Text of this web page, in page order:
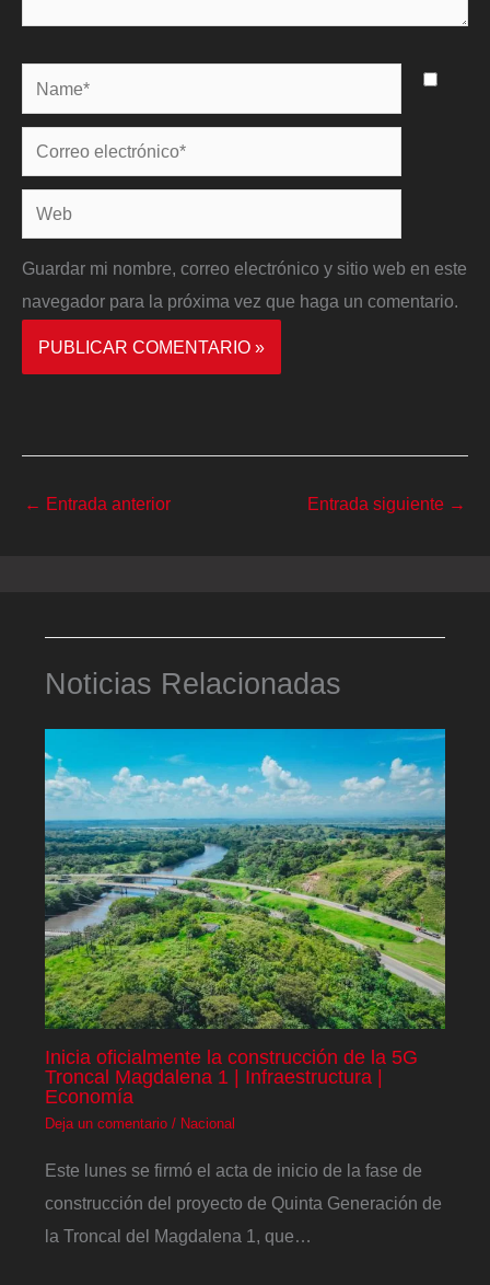
Name*
Correo
electrónico*
Web
Guardar mi nombre, correo electrónico y sitio web en este
navegador para la próxima vez que haga un comentario.
← Entrada anterior Entrada siguiente →
Noticias Relacionadas
Inicia oficialmente la construcción de la 5G
Troncal Magdalena 1 | Infraestructura |
Economía
Deja un comentario / Nacional
Este lunes se firmó el acta de inicio de la fase de
construcción del proyecto de Quinta Generación de
la Troncal del Magdalena 1, que…